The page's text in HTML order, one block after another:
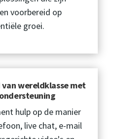
voorbereid op
groei.
wereldklasse met
hulp op de manier
live chat, e-mail